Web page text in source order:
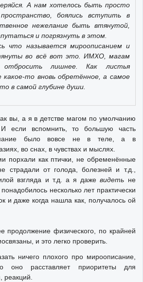
А нам хотелось быть просто
боялись вступить в
нежелание быть втянутой,
и погрязнуть в этом.
что называется мироописанием и
во всё вот это. ИМХО, магам
лишнее. Как листья
то вновь обретённое, а самое
в самой глубине души.
вы, а я в детстве магом по умолчанию
если вспомнить, то большую часть
было вовсе не в теле, а в
во снах, в чувствах и мыслях.
порхали как птички, не обременённые
страдали от голода, болезней и т.д.,
взгляда и т.д. а я дажевидеть не
несколько лет практически
и даже когда нашла как, получалось ой
продолжение физического, по крайней
и это легко проверить.
ничего плохого про мироописание,
оно расставляет приоритеты для
реакций.